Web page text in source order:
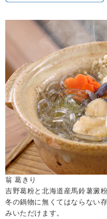
翁 葛きり
吉野葛粉と北海道産馬鈴薯澱
冬の鍋物に無くてはならない
みいただけます。